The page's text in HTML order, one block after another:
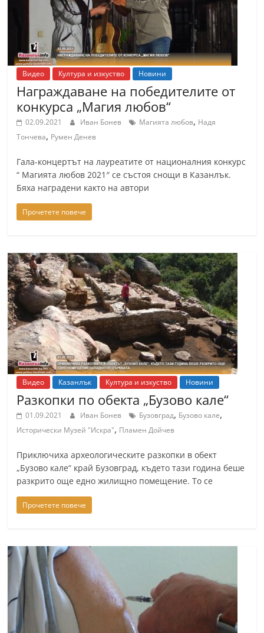
Видео Култура и изкуство Новини
Награждаване на победителите от
конкурса „Магия любов“
02.09.2021 Иван Бонев Магията любов, Надя
Тончева, Румен Денев
Гала-концертът на лауреатите от националния конкурс
“ Магията любов 2021″ се състоя снощи в Казанлък.
Бяха наградени както на автори
Прочетете повече
Видео Казанлък Култура и изкуство Новини
Разкопки по обекта „Бузово кале“
01.09.2021 Иван Бонев Бузовград, Бузово кале,
Исторически Музей "Искра", Пламен Дойчев
Приключиха археологическите разкопки в обект
„Бузово кале“ край Бузовград, където тази година беше
разкрито още едно жилищно помещение. То се
Прочетете повече